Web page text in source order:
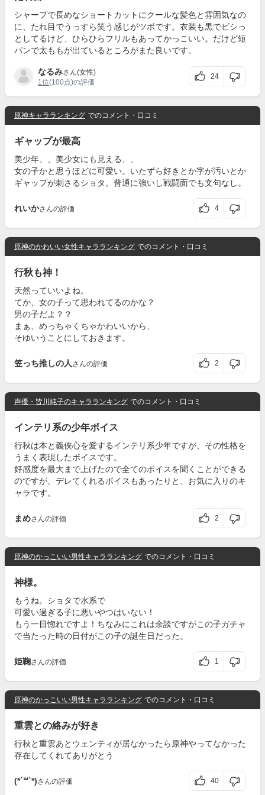
シャープで長めなショートカットにクールな髪色と雰囲気なの
に、たれ目でうっすら笑う感じがツボです。衣装も黒でビシっ
としてるけど、ひらひらフリルもあってかっこいい。だけど短
パンで太ももが出ているところがまた良いです。
なるみさん(女性)
1位(100点)の評価
24
原神キャラランキング でのコメント・口コミ
ギャップが最高
美少年、、美少女にも見える、、
女の子かと思うほどに可愛い。いたずら好きとか字が汚いとか
ギャップが刺さるショタ。普通に強いし戦闘面でも文句なし。
れいかさんの評価 4
原神のかわいい女性キャラランキング でのコメント・口コミ
行秋も神！
天然っていいよね。
てか、女の子って思われてるのかな？
男の子だよ？？
まぁ、めっちゃくちゃかわいいから、
そゆいうことにしておきます。
笠っち推しの人 さんの評価 2
声優・皆川純子のキャラランキング でのコメント・口コミ
インテリ系の少年ボイス
行秋は本と義侠心を愛するインテリ系少年ですが、その性格を
うまく表現したボイスです。
好感度を最大まで上げたので全てのボイスを聞くことができる
のですが、デレてくれるボイスもあったりと、お気に入りのキ
ャラです。
まめさんの評価 2
原神のかっこいい男性キャラランキング でのコメント・口コミ
神様。
もうね。ショタで水系で
可愛い過ぎる子に悪いやつはいない！
もう一目惚れですよ！ちなみにこれは余談ですがこの子ガチャ
で当たった時の日付がこの子の誕生日だった。
姫鞠さんの評価 1
原神のかっこいい男性キャラランキング でのコメント・口コミ
重雲との絡みが好き
行秋と重雲あとウェンティが居なかったら原神やってなかった
存在してくれてありがとう
(*´꒳`*)さんの評価 40